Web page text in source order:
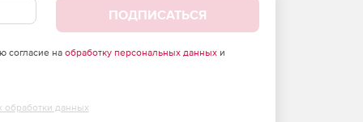
ПОДПИСАТЬСЯ
согласие на обработку персональных данныхи
обработки данных